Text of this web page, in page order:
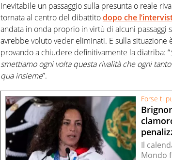
Inevitabile un passaggio sulla presunta o reale
tornata al centro del dibattitodopo che
andata in onda proprio in virtù di alcuni passaggi
avrebbe voluto veder eliminati. E sulla situazione
provando a chiudere definitivamente la diatriba: “
smettiamo ogni volta questa rivalità che ogni
qua insieme”.
Forse ti
Il
Mondo